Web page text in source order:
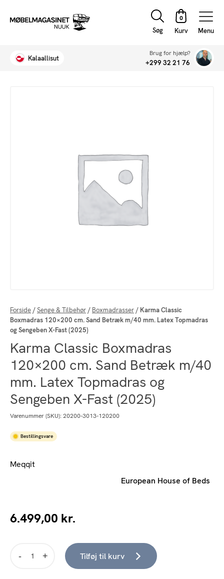
Søg Menu
Kalaallisut
Brug for hjælp?
+299 32 21 76
Forside /Senge & Tilbehør / Boxmadrasser / Karma Classic
Boxmadras 120×200 cm. Sand Betræk m/40 mm. Latex Topmadras
og Sengeben X-Fast (2025)
Karma Classic Boxmadras
120×200 cm. Sand Betræk m/40
mm. Latex Topmadras og
Sengeben X-Fast (2025)
Varenummer (SKU): 20200-3013-120200
Bestillingsvare
Meqqit
European House of Beds
6.499,00 kr.
Tilføj til kurv